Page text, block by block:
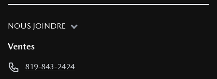
NOUS JOINDRE
Ventes
819-843-2424